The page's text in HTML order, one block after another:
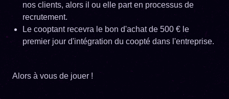
nos clients, alors il ou elle part en processus de
recrutement.
Le cooptant recevra le bon d'achat de 500 € le
premier jour d'intégration du coopté dans l'entreprise.
Alors à vous de jouer !